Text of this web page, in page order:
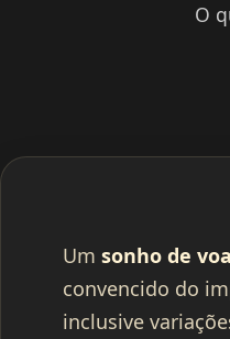
O
Um sonho de
convencido do
inclusive